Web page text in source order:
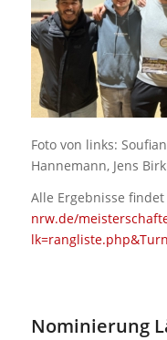
Foto von links:
Hannemann, Jens
Alle Ergebnisse
nrw.de/
Nominierung